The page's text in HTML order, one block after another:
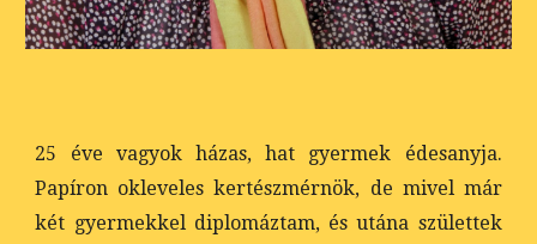
25 éve vagyok házas, hat gyermek édesanyja.
Papíron okleveles kertészmérnök, de mivel már
két gyermekkel diplomáztam, és utána születtek